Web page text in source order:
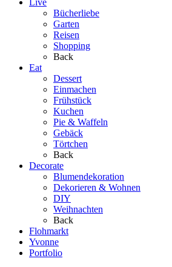
Live
Bücherliebe
Garten
Reisen
Shopping
Back
Eat
Dessert
Einmachen
Frühstück
Kuchen
Pie & Waffeln
Gebäck
Törtchen
Back
Decorate
Blumendekoration
Dekorieren & Wohnen
DIY
Weihnachten
Back
Flohmarkt
Yvonne
Portfolio